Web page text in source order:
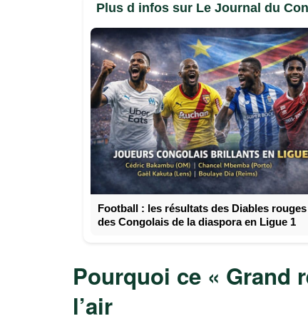
Plus d infos sur Le Journal du
Football : les résultats des Diables
des Congolais de la diaspora en Ligue 1
Pourquoi ce « Grand
l’air